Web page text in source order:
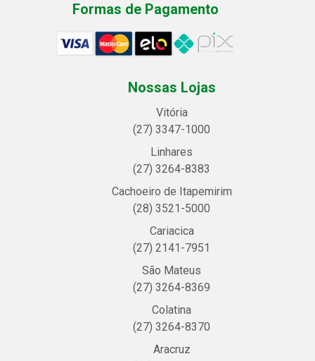
Formas de Pagamento
Nossas Lojas
Vitória
(27) 3347-1000
Linhares
(27) 3264-8383
Cachoeiro de Itapemirim
(28) 3521-5000
Cariacica
(27) 2141-7951
São Mateus
(27) 3264-8369
Colatina
(27) 3264-8370
Aracruz